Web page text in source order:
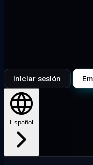
Iniciar sesión
Español